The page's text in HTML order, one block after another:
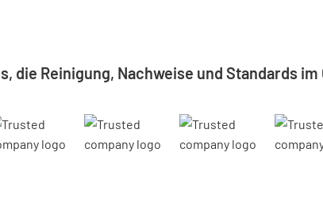
die Reinigung, Nachweise und Standards